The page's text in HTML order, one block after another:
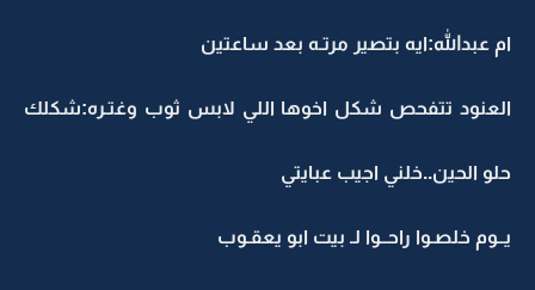
ام عبدالله:ايه بتصير مرتـه بعد ساعتين
العنود تتفحص شكل اخوها اللي لابس ثوب وغتـره:شكلك
حلو الحين..خلني اجيب عبايتي
يــوم خلصـوا راحــوا لـ بيت ابو يعقـوب